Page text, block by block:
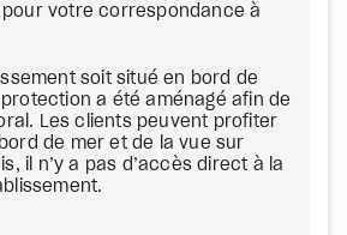
votre correspondance à
soit situé en bord de
a été aménagé afin de
Les clients peuvent profiter
de mer et de la vue sur
il n’y a pas d’accès direct à la